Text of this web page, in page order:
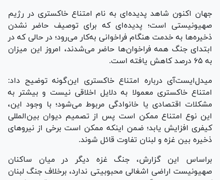
جهان اکنون شاهد پدیده‌ای به نام امتناع خاکستری در رژیم
صهیونیستی است؛ پدیده‌ای که برای توصیف حاضر نشدن
ذخیره‌ها به خدمت هنگام فراخوانی به‌کار می‌رود؛ در حالی که در
ابتدای جنگ همه فراخوان‌ها حاضر می‌شدند، امروز این میزان
به ۶۵ درصد کاهش یافته است.
میدل‌ایست‌آی درباره امتناع خاکستری این‌گونه توضیح داد:
امتناع خاکستری معمولا به دلایل اخلاقی نیست و بیشتر به
مشکلات اقتصادی یا خانوادگی مربوط می‌شود؛ با وجود این،
این نوع امتناع ممکن است پس از تصمیم دیوان بین‌المللی
کیفری افزایش یابد؛ ضمن اینکه ممکن است برخی از نیرو‌های
ذخیره بین غزه و لبنان تفاوت قائل شوند.
براساس این گزارش، جنگ غزه دیگر در میان ساکنان
صهیونیست اراضی اشغالی محبوبیتی ندارد، برخلاف جنگ لبنان